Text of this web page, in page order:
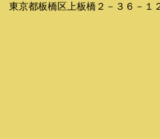
東京都板橋区上板橋２－３６－１